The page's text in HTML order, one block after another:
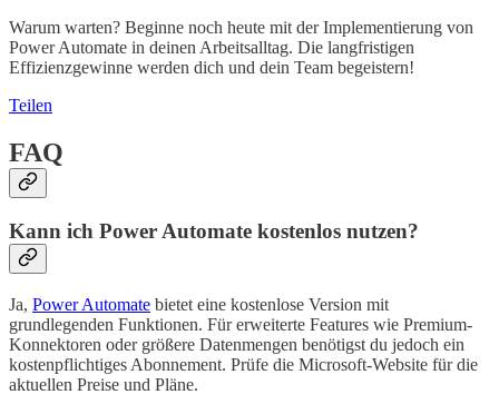
Warum warten? Beginne noch heute mit der Implementierung von
Power Automate in deinen Arbeitsalltag. Die langfristigen
Effizienzgewinne werden dich und dein Team begeistern!
Teilen
FAQ
Kann ich Power Automate kostenlos nutzen?
Ja, Power Automate bietet eine kostenlose Version mit
grundlegenden Funktionen. Für erweiterte Features wie Premium-
Konnektoren oder größere Datenmengen benötigst du jedoch ein
kostenpflichtiges Abonnement. Prüfe die Microsoft-Website für die
aktuellen Preise und Pläne.